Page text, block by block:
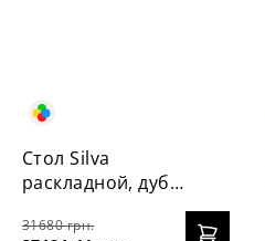
Стол Silva
раскладной, дуб
31680 грн.